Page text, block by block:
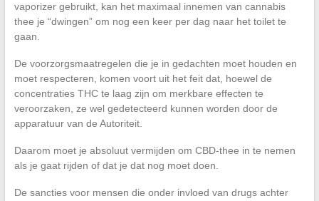
vaporizer gebruikt, kan het maximaal innemen van cannabis
thee je “dwingen” om nog een keer per dag naar het toilet te
gaan.
De voorzorgsmaatregelen die je in gedachten moet houden en
moet respecteren, komen voort uit het feit dat, hoewel de
concentraties THC te laag zijn om merkbare effecten te
veroorzaken, ze wel gedetecteerd kunnen worden door de
apparatuur van de Autoriteit.
Daarom moet je absoluut vermijden om CBD-thee in te nemen
als je gaat rijden of dat je dat nog moet doen.
De sancties voor mensen die onder invloed van drugs achter